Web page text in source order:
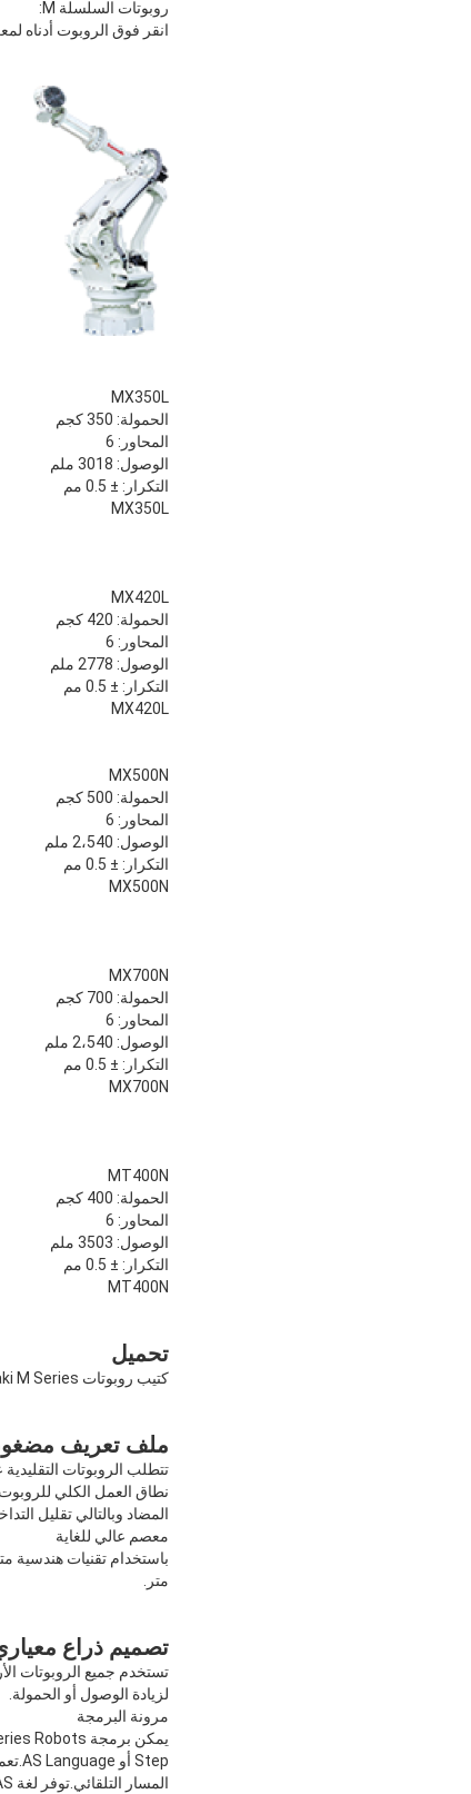
روبوتات السلسلة M:
انقر فوق الروبوت أدناه
MX350L
الحمولة: 350 كجم
المحاور: 6
الوصول: 3018 ملم
التكرار: ± 0.5 مم
MX350L
MX420L
الحمولة: 420 كجم
المحاور: 6
الوصول: 2778 ملم
التكرار: ± 0.5 مم
MX420L
MX500N
الحمولة: 500 كجم
المحاور: 6
الوصول: 2،540 ملم
التكرار: ± 0.5 مم
MX500N
MX700N
الحمولة: 700 كجم
المحاور: 6
الوصول: 2،540 ملم
التكرار: ± 0.5 مم
MX700N
MT400N
الحمولة: 400 كجم
المحاور: 6
الوصول: 3503 ملم
التكرار: ± 0.5 مم
MT400N
تحميل
كتيب روبوتات Kawasaki M Series
ملف تعريف
تتطلب الروبوتات
المضاد وبالتالي تقليل
معصم عالي للغاية
متر.
تصميم ذراع
لزيادة الوصول أو الحمولة.
مرونة البرمجة